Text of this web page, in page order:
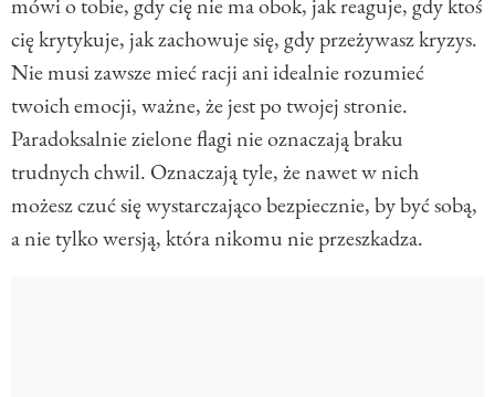
cię krytykuje, jak zachowuje się, gdy przeżywasz kryzys.
Nie musi zawsze mieć racji ani idealnie rozumieć
twoich emocji, ważne, że jest po twojej stronie.
Paradoksalnie zielone flagi nie oznaczają braku
trudnych chwil. Oznaczają tyle, że nawet w nich
możesz czuć się wystarczająco bezpiecznie, by być sobą,
a nie tylko wersją, która nikomu nie przeszkadza.